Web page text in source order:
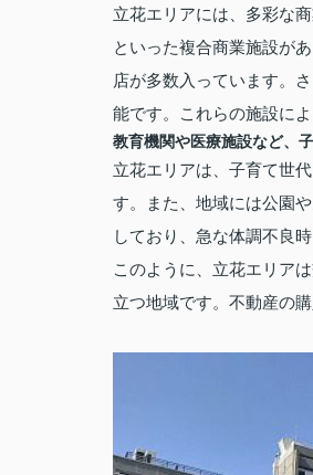
立花エリアには、多彩な
といった複合商業施設が
店が多数入っています。
能です。これらの施設に
教育機関や医療施設など、
立花エリアは、子育て世
す。また、地域には公園
しており、急な体調不良時
このように、立花エリア
立つ地域です。不動産の